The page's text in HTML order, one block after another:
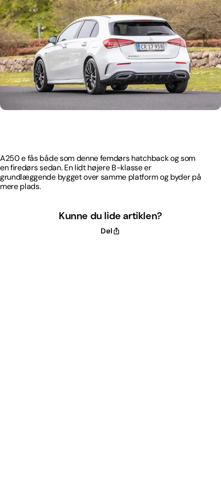
A250 e fås både som denne femdørs hatchback og som
en firedørs sedan. En lidt højere B-klasse er
grundlæggende bygget over samme platform og byder på
mere plads.
Kunne du lide artiklen?
Del